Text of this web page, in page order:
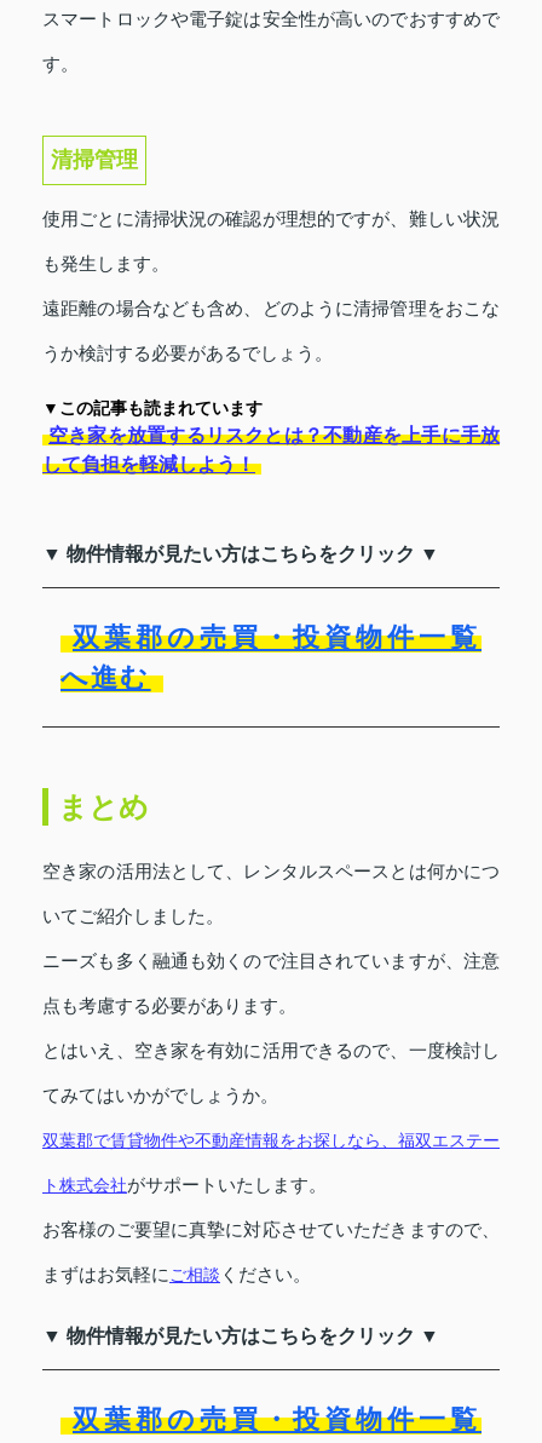
スマートロックや電子錠は安全性が高いのでおすすめで
す。
清掃管理
使用ごとに清掃状況の確認が理想的ですが、難しい状況
も発生します。
遠距離の場合なども含め、どのように清掃管理をおこな
うか検討する必要があるでしょう。
▼この記事も読まれています
空き家を放置するリスクとは？不動産を上手に手放
して負担を軽減しよう！
▼ 物件情報が見たい方はこちらをクリック ▼
双葉郡の売買・投資物件一覧
へ進む
まとめ
空き家の活用法として、レンタルスペースとは何かにつ
いてご紹介しました。
ニーズも多く融通も効くので注目されていますが、注意
点も考慮する必要があります。
とはいえ、空き家を有効に活用できるので、一度検討し
てみてはいかがでしょうか。
双葉郡で賃貸物件や不動産情報をお探しなら、福双エステー
ト株式会社がサポートいたします。
お客様のご要望に真摯に対応させていただきますので、
まずはお気軽にご相談 ください。
▼ 物件情報が見たい方はこちらをクリック ▼
双葉郡の売買・投資物件一覧